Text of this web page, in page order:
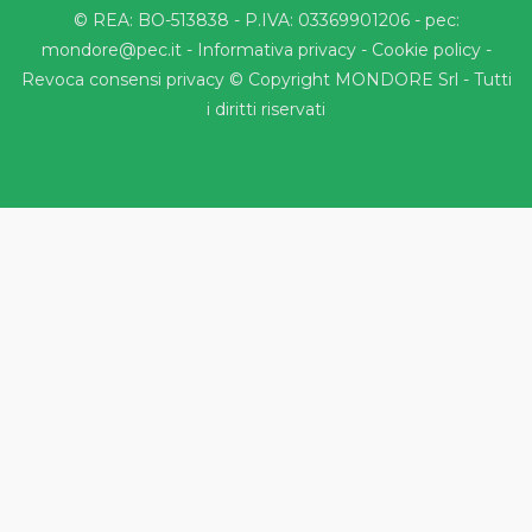
© REA: BO-513838 - P.IVA: 03369901206 - pec:
mondore@pec.it - Informativa privacy- Cookie policy-
Revoca consensi privacy© Copyright MONDORE Srl - Tutti
i diritti riservati